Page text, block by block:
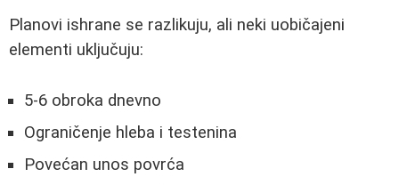
Planovi ishrane se razlikuju, ali neki uobičajeni
elementi uključuju:
5-6 obroka dnevno
Ograničenje hleba i testenina
Povećan unos povrća